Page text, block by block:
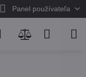
Panel používateľa